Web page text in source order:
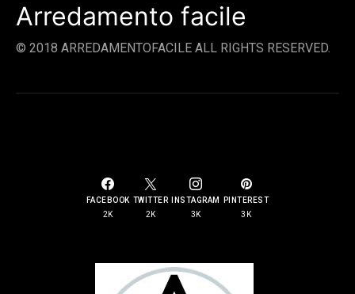
Arredamento facile
© 2018 ARREDAMENTOFACILE ALL RIGHTS RESERVED.
FACEBOOK
2K
TWITTER
2K
INSTAGRAM
3K
PINTEREST
3K